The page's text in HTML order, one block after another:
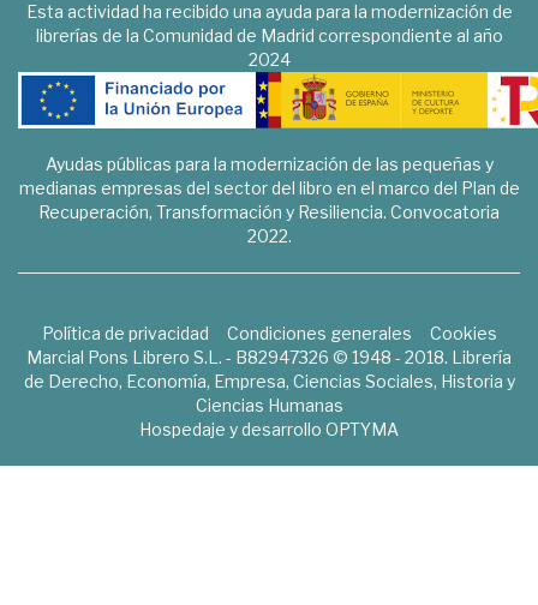
Esta actividad ha recibido una ayuda para la modernización de
librerías de la Comunidad de Madrid correspondiente al año
2024
Ayudas públicas para la modernización de las pequeñas y
medianas empresas del sector del libro en el marco del Plan de
Recuperación, Transformación y Resiliencia. Convocatoria
2022.
Política de privacidad Condiciones generales
Cookies
Marcial Pons Librero S.L. - B82947326 © 1948 - 2018. Librería
de Derecho, Economía, Empresa, Ciencias Sociales, Historia y
Ciencias Humanas
Hospedaje y desarrollo OPTYMA